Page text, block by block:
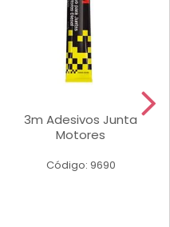
3m Adesivos Junta
Motores
Código: 9690